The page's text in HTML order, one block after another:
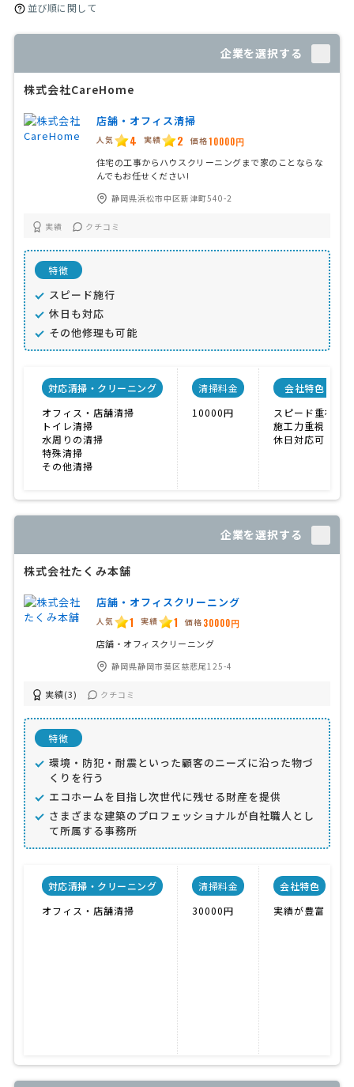
並び順に関して
企業を選択する
株式会社CareHome
店舗・オフィス清掃
人気 4 実績 2 価格10000円
住宅の工事からハウスクリーニングまで家のことならな
んでもお任せください!
静岡県浜松市中区新津町540-2
実績 クチコミ
特徴
スピード施行
休日も対応
その他修理も可能
対応清掃・クリーニング
オフィス・店舗清掃
トイレ清掃
水周りの清掃
特殊清掃
その他清掃
清掃料金
10000円
会社特色
スピード重視
施工力重視
休日対応可
企業を選択する
株式会社たくみ本舗
店舗・オフィスクリーニング
人気 1 実績 1 価格 30000円
店舗・オフィスクリーニング
静岡県静岡市葵区慈悲尾125-4
実績(3) クチコミ
特徴
環境・防犯・耐震といった顧客のニーズに沿った物づ
くりを行う
エコホームを目指し次世代に残せる財産を提供
さまざまな建築のプロフェッショナルが自社職人とし
て所属する事務所
対応清掃・クリーニング
オフィス・店舗清掃
清掃料金
30000円
会社特色
実績が豊富